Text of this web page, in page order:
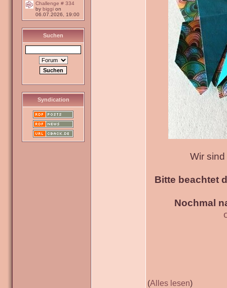
Challenge # 334
by biggi on
06.07.2026, 19:00
Suchen
Syndication
Wir
Bitte beachtet
Nochmal
(Alles lesen)